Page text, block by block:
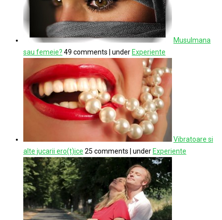
Musulmana
sau femeie? 49 comments under Experiente
Vibratoare si
alte jucarii ero(t)ice 25 comments under Experiente